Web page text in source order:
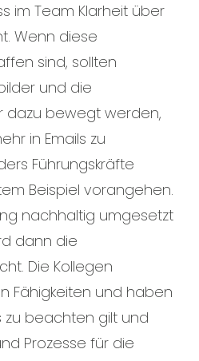
im Team Klarheit über
Wenn diese
sind, sollten
und die
dazu bewegt werden,
in Emails zu
Führungskräfte
Beispiel vorangehen.
nachhaltig umgesetzt
dann die
Die Kollegen
Fähigkeiten und haben
beachten gilt und
Prozesse für die